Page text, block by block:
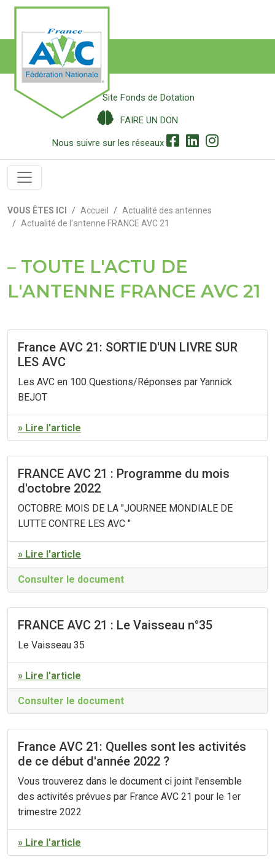
Site Fonds de Dotation
FAIRE UN DON
Nous suivre sur les réseaux
VOUS ÊTES ICI Accueil
Actualité des antennes
Actualité de l'antenne FRANCE AVC 21
TOUTE L'ACTU DE
L'ANTENNE FRANCE AVC 21
France AVC 21: SORTIE D'UN LIVRE SUR
LES AVC
Les AVC en 100 Questions/Réponses par Yannick
BEJOT
» Lire l'article
FRANCE AVC 21 : Programme du mois
d'octobre 2022
OCTOBRE: MOIS DE LA "JOURNEE MONDIALE DE
LUTTE CONTRE LES AVC "
» Lire l'article
Consulter le document
FRANCE AVC 21 : Le Vaisseau n°35
Le Vaisseau 35
» Lire l'article
Consulter le document
France AVC 21: Quelles sont les activités
de ce début d'année 2022 ?
Vous trouverez dans le document ci joint l'ensemble
des activités prévues par France AVC 21 pour le 1er
trimestre 2022
» Lire l'article